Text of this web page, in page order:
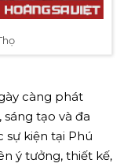
càng phát
tạo và đa
sự kiện tại Phú
ý tưởng, thiết kế,